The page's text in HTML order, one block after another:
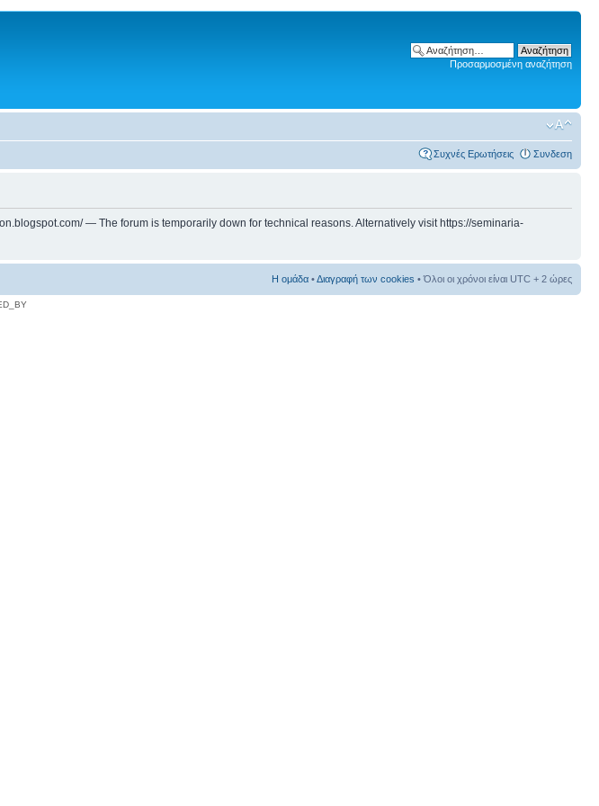
Προσαρμοσμένη αναζήτηση
Συχνές Ερωτήσεις Συνδεση
— The forum is temporarily down for technical reasons. Alternatively visit https://seminaria-
Η ομάδα •Διαγραφή των cookies • Όλοι οι χρόνοι είναι UTC + 2 ώρες